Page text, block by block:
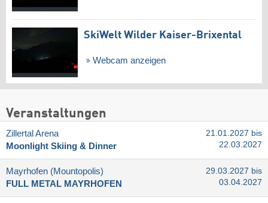
SkiWelt Wilder Kaiser-Brixental
Webcam anzeigen
Veranstaltungen
Zillertal Arena
Moonlight Skiing & Dinner
21.01.2027 bis
22.03.2027
Mayrhofen (Mountopolis)
FULL METAL MAYRHOFEN
29.03.2027 bis
03.04.2027